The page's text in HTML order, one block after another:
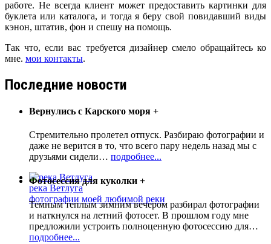
река Ветлуга
фотографии моей любимой реки
работе. Не всегда клиент может предоставить картинки для
буклета или каталога, и тогда я беру свой повидавший виды
кэнон, штатив, фон и спешу на помощь.
Так что, если вас требуется дизайнер смело обращайтесь ко
мне. мои контакты.
Последние новости
Вернулись с Карского моря +
Стремительно пролетел отпуск. Разбираю фотографии и
даже не верится в то, что всего пару недель назад мы с
друзьями сидели… подробнее...
Фотосессия для куколки +
Темным теплым зимним вечером разбирал фотографии
и наткнулся на летний фотосет. В прошлом году мне
предложили устроить полноценную фотосессию для…
подробнее...